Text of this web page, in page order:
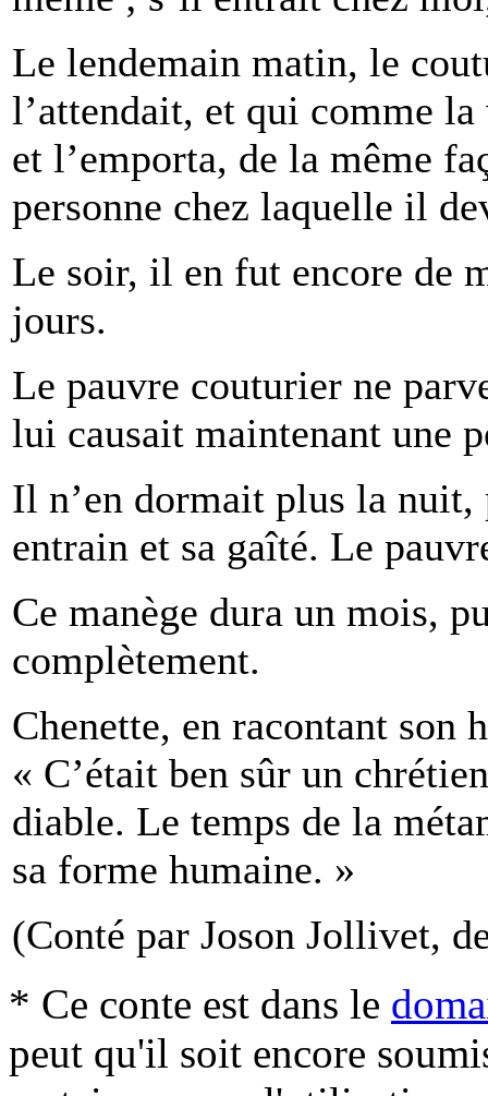
Le lendemain matin, le
l’attendait, et qui comme la
et l’emporta, de la même
personne chez laquelle il
Le soir, il en fut encore de
jours.
Le pauvre couturier ne
lui causait maintenant une
Il n’en dormait plus la nuit,
entrain et sa gaîté. Le
Ce manège dura un mois,
complètement.
Chenette, en racontant son
« C’était ben sûr un
diable. Le temps de la
sa forme humaine. »
(Conté par Joson Jollivet,
* Ce conte est dans le
peut qu'il soit encore